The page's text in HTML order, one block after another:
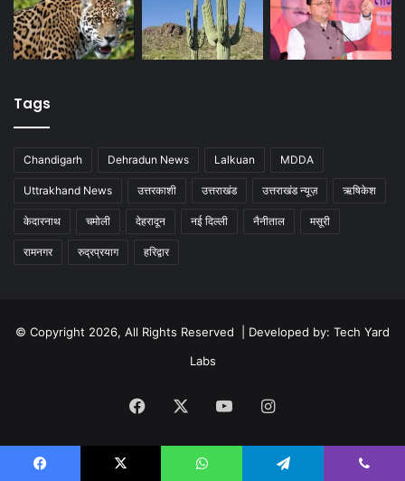
Tags
Chandigarh Dehradun News Lalkuan MDDA
Uttrakhand News उत्तरकाशी उत्तराखंड उत्तराखंड न्यूज़ ऋषिकेश
केदारनाथ चमोली देहरादून नई दिल्ली नैनीताल मसूरी
रामनगर रुद्रप्रयाग हरिद्वार
© Copyright 2026, All Rights Reserved | Developed by: Tech Yard
Labs
Facebook YouTubeInstagram